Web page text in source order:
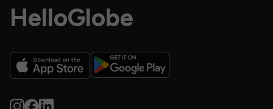
HelloGlobe